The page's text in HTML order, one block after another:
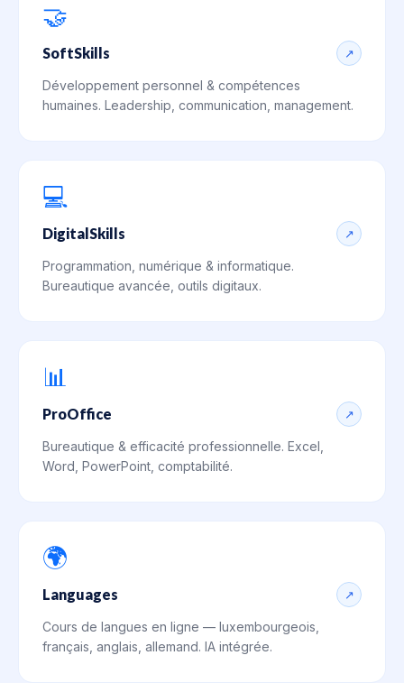
🤝
SoftSkills ↗
Développement personnel & compétences
humaines. Leadership, communication, management.
💻
DigitalSkills ↗
Programmation, numérique & informatique.
Bureautique avancée, outils digitaux.
📊
ProOffice ↗
Bureautique & efficacité professionnelle. Excel,
Word, PowerPoint, comptabilité.
🌍
Languages ↗
Cours de langues en ligne — luxembourgeois,
français, anglais, allemand. IA intégrée.